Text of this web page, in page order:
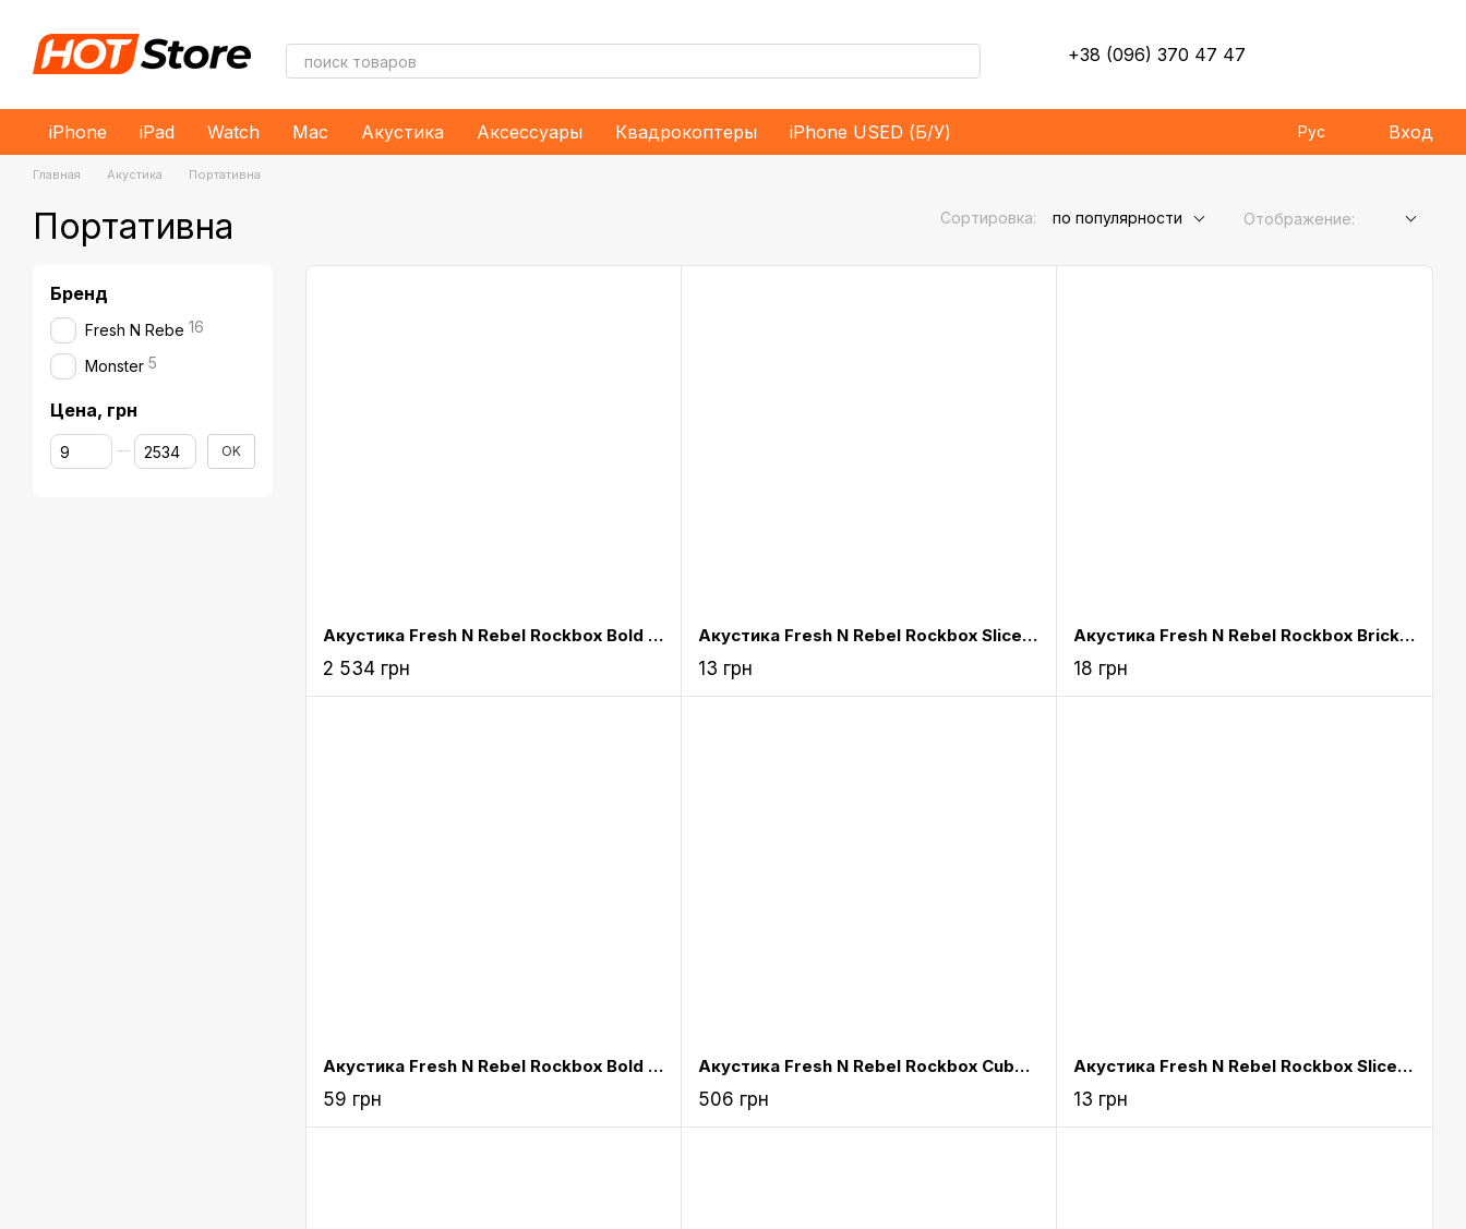
+38 (096) 370 47 47
iPhone iPad Watch Mac Акустика Аксессуары Квадрокоптеры iPhone USED (Б/У) Рус Вход
Главная Акустика Портативна
Портативна Сортировка: по популярности Отображение:
Акустика Fresh N Rebel Rockbox Bold M Waterproof Bluetooth Speaker Peppermint (1RB6500PT)
2 534 грн
Акустика Fresh N Rebel Rockbox Slice Fabriq Edition Bluetooth Speaker Concrete (1RB2500CC)
13 грн
Акустика Fresh N Rebel Rockbox Brick Fabriq Edition Bluetooth Speaker Peppermint (1RB3000PT)
18 грн
Акустика Fresh N Rebel Rockbox Bold L Waterproof Bluetooth Speaker Peppermint (1RB7000PT)
59 грн
Акустика Fresh N Rebel Rockbox Cube Fabriq Edition Bluetooth Speaker Cupcake (1RB1000CU)
506 грн
Акустика Fresh N Rebel Rockbox Slice Fabriq Edition Bluetooth Speaker Buttercup (1RB2500BC)
13 грн
Бренд
Fresh N Rebe 16
Monster 5
Цена, грн
От Цена, грн
До Цена, грн OK